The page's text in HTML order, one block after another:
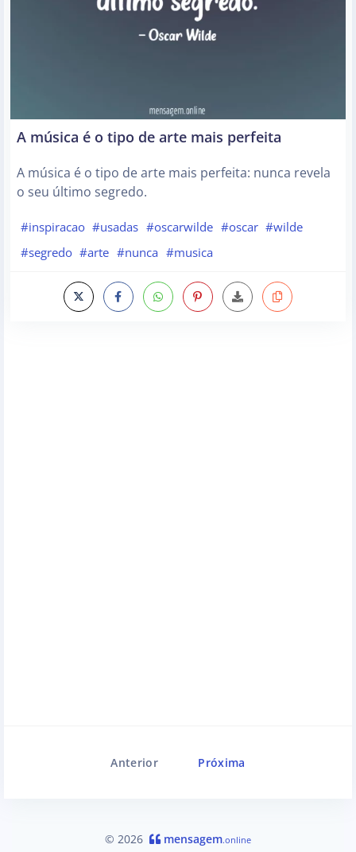
A música é o tipo de arte mais perfeita
A música é o tipo de arte mais perfeita: nunca revela
o seu último segredo.
#inspiracao #usadas #oscarwilde #oscar #wilde
#segredo #arte #nunca #musica
Anterior Próxima
© 2026 mensagem.online